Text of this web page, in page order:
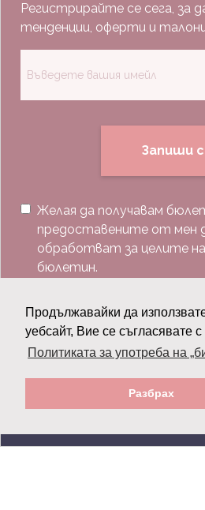
Продължавайки да
уебсайт, Вие се съгласявате с
Политиката за употреба на
Разбрах
Регистрирайте се сега, за
тенденции, оферти и
Запиши
Желая да получавам
предоставените от мен
обработват за целите
бюлетин.
Последвай
© 2026 Grazia.bg - Всички